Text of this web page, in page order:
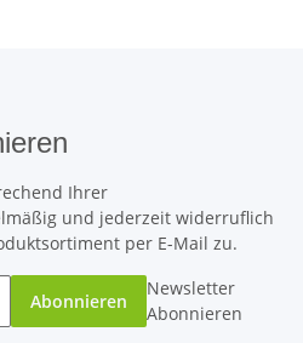
Ihrer
und jederzeit widerruflich
per E-Mail zu.
Abonnieren
Newsletter
Abonnieren